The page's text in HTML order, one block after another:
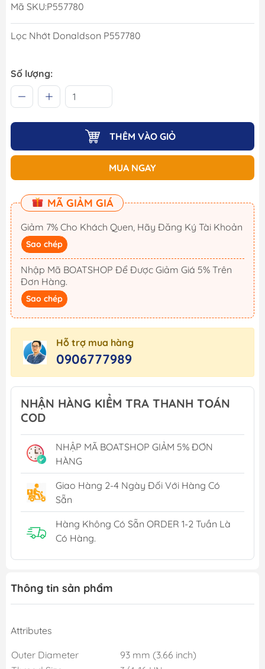
Mã SKU:P557780
Lọc Nhớt Donaldson P557780
Số lượng:
THÊM VÀO GIỎ
MUA NGAY
MÃ GIẢM GIÁ
Giảm 7% Cho Khách Quen, Hãy Đăng Ký Tài Khoản
Sao chép
Nhập Mã BOATSHOP Để Được Giảm Giá 5% Trên
Đơn Hàng.
Sao chép
Hỗ trợ mua hàng
0906777989
NHẬN HÀNG KIỂM TRA THANH TOÁN
COD
NHẬP MÃ BOATSHOP GIẢM 5% ĐƠN
HÀNG
Giao Hàng 2-4 Ngày Đối Với Hàng Có
Sẵn
Hàng Không Có Sẵn ORDER 1-2 Tuần Là
Có Hàng.
Thông tin sản phẩm
Attributes
Outer Diameter
93 mm (3.66 inch)